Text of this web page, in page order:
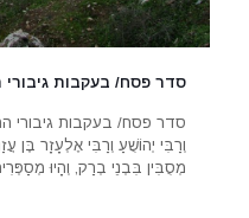
סדר פסח/ בעקבות
סדר פסח/ בעקבות גיבורי
וְרַבִּי יְהוֹשֻׁעַ וְרַבִּי אֶלְעָזָר בֶּן
מְסֻבִּין בִּבְנֵי בְרַק, וְהָיוּ